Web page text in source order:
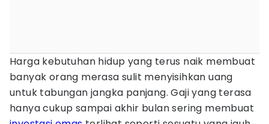
Harga kebutuhan hidup yang terus naik membuat
banyak orang merasa sulit menyisihkan uang
untuk tabungan jangka panjang. Gaji yang terasa
hanya cukup sampai akhir bulan sering membuat